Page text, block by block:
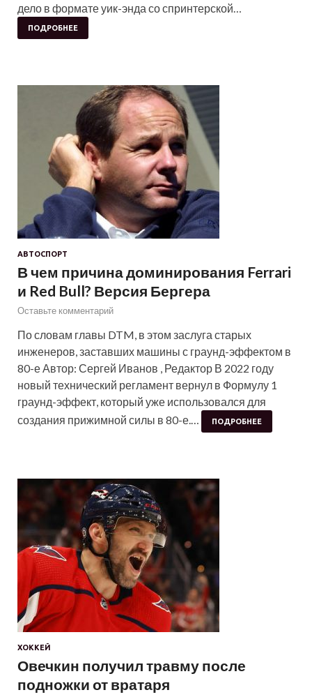
дело в формате уик-энда со спринтерской…
ПОДРОБНЕЕ
АВТОСПОРТ
В чем причина доминирования Ferrari
и Red Bull? Версия Бергера
Оставьте комментарий
По словам главы DTM, в этом заслуга старых
инженеров, заставших машины с граунд-эффектом в
80-е Автор: Сергей Иванов , Редактор В 2022 году
новый технический регламент вернул в Формулу 1
граунд-эффект, который уже использовался для
создания прижимной силы в 80-е.…
ПОДРОБНЕЕ
ХОККЕЙ
Овечкин получил травму после
подножки от вратаря